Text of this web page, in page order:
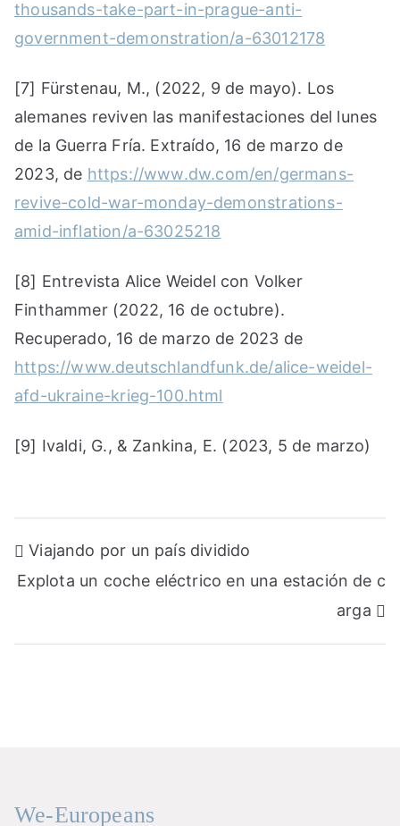
thousands-take-part-in-prague-anti-
government-demonstration/a-63012178
[7] Fürstenau, M., (2022, 9 de mayo). Los
alemanes reviven las manifestaciones del lunes
de la Guerra Fría. Extraído, 16 de marzo de
2023, de https://www.dw.com/en/germans-
revive-cold-war-monday-demonstrations-
amid-inflation/a-63025218
[8] Entrevista Alice Weidel con Volker
Finthammer (2022, 16 de octubre).
Recuperado, 16 de marzo de 2023 de
https://www.deutschlandfunk.de/alice-weidel-
afd-ukraine-krieg-100.html
[9] Ivaldi, G., & Zankina, E. (2023, 5 de marzo)
Navegación
de
entradas
Viajando por un país dividido
Explota un coche eléctrico en una estación de c
arga
We-Europeans